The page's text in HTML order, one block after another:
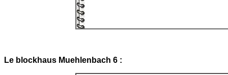
Le blockhaus Muehlenbach 6 :